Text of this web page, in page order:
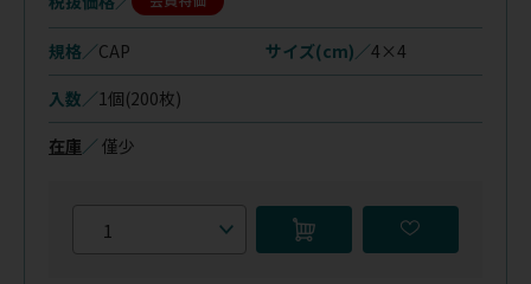
規格／CAP サイズ(cm)／4×4
入数／1個(200枚)
在庫／ 僅少